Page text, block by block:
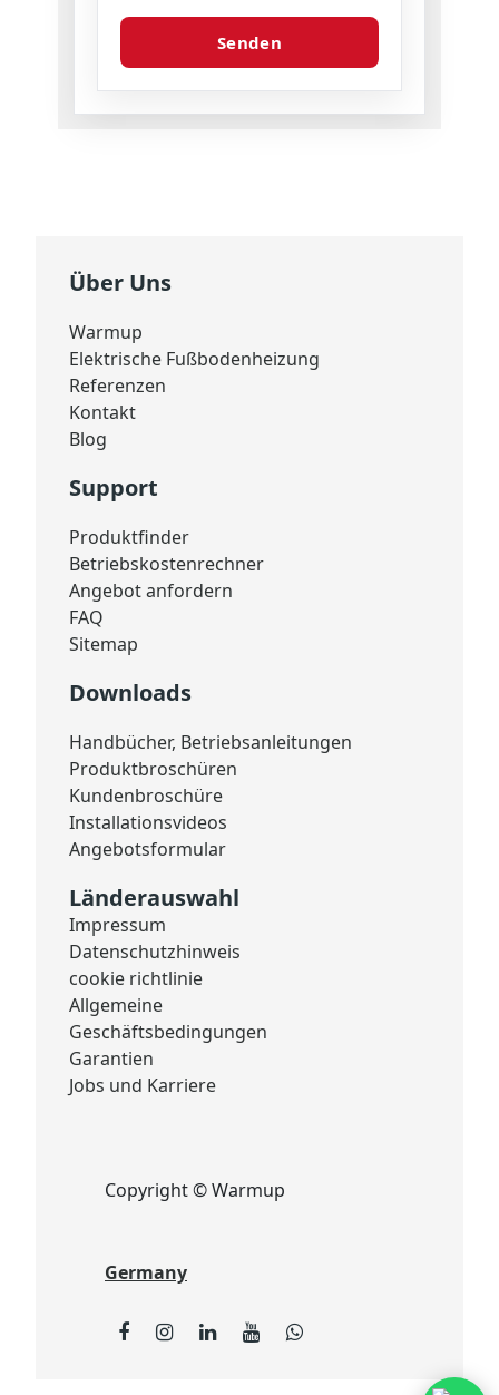
Senden
Über Uns
Warmup
Elektrische Fußbodenheizung
Referenzen
Kontakt
Blog
Support
Produktfinder
Betriebskostenrechner
Angebot anfordern
FAQ
Sitemap
Downloads
Handbücher, Betriebsanleitungen
Produktbroschüren
Kundenbroschüre
Installationsvideos
Angebotsformular
Länderauswahl
Impressum
Datenschutzhinweis
cookie richtlinie
Allgemeine
Geschäftsbedingungen
Garantien
Jobs und Karriere
Copyright © Warmup
Germany